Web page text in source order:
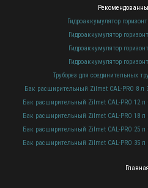
Гидроаккумулятор
Гидроаккумулятор
Гидроаккумулятор
Гидроаккумулятор
Труборез для соединительных
Бак расширительный Zilmet CAL-PRO 8 л
Бак расширительный Zilmet CAL-PRO 12 л
Бак расширительный Zilmet CAL-PRO 18 л
Бак расширительный Zilmet CAL-PRO 25 л
Бак расширительный Zilmet CAL-PRO 35 л
Главная